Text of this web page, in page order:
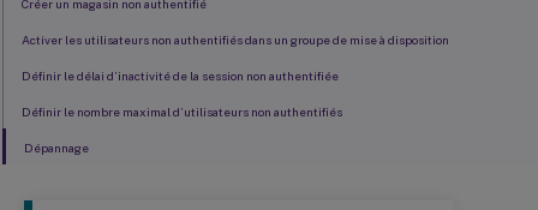
Créer un magasin non authentifié
Activer les utilisateurs non authentifiés dans un groupe de mise à disposition
Définir le délai d’inactivité de la session non authentifiée
Définir le nombre maximal d’utilisateurs non authentifiés
Dépannage